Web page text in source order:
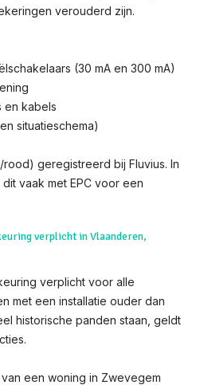
verouderd zijn.
(30 mA en 300 mA)
en kabels
situatieschema)
geregistreerd bij Fluvius. In
vaak met EPC voor een
verplicht in Vlaanderen,
verplicht voor alle
met een installatie ouder dan
historische panden staan, geldt
een woning in Zwevegem